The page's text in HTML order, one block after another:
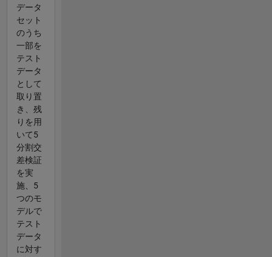
データ
セット
のうち
一部を
テスト
データ
として
取り置
き、残
りを用
いて5
分割交
差検証
を実
施、5
つのモ
デルで
テスト
データ
に対す